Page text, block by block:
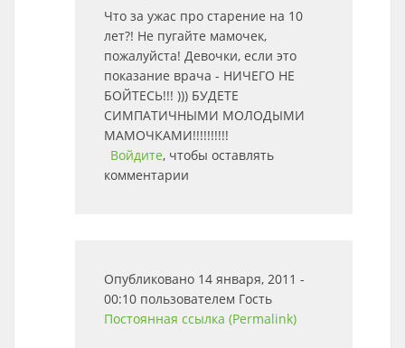
Что за ужас про старение на 10
лет?! Не пугайте мамочек,
пожалуйста! Девочки, если это
показание врача - НИЧЕГО НЕ
БОЙТЕСЬ!!! ))) БУДЕТЕ
СИМПАТИЧНЫМИ МОЛОДЫМИ
МАМОЧКАМИ!!!!!!!!!!
Войдите, чтобы оставлять
комментарии
Опубликовано 14 января, 2011 -
00:10 пользователем Гость
Постоянная ссылка (Permalink)